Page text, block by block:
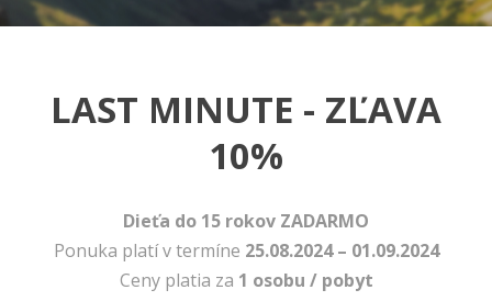
LAST MINUTE - ZĽAVA
10%
Dieťa do 15 rokov ZADARMO
Ponuka platí v termíne 25.08.2024 – 01.09.2024
Ceny platia za 1 osobu / pobyt
Nevyhnutné
sú
fungovanie
našej webovej
stránky.
Zahŕňajú